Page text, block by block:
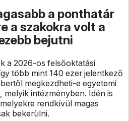
a ponthatár
a szakokra volt a
bejutni
a 2026-os felsőoktatási
több mint 140 ezer jelentkező
megkezdheti-e egyetemi
melyik intézményben. Idén is
rendkívül magas
bekerülni.